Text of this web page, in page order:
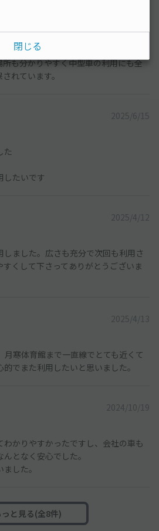
前後の雑踏(札幌駅方面)とも逆方向なの
も分かりやすく中型車の利用にも全
れています。
2025/6/15
た
したいです
2025/4/12
しました。広さも充分で次回も利用さ
くして下さってありがとうございま
2025/4/13
月寒体育館まで一直線でとても近くて
でまた利用したいと思いました。
2024/10/19
かりやすかったですし、会社の車も
となく安心でした。
した。
っと見る(全8件)
閉じる